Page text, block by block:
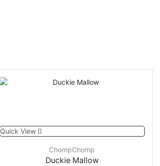
Quick View
ChompChomp
Duckie Mallow